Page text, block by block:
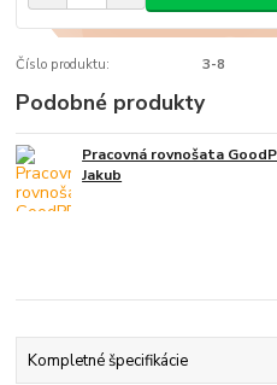
Číslo produktu: 3-8
Podobné produkty
Pracovná rovnošata
Jakub
Kompletné špecifikácie